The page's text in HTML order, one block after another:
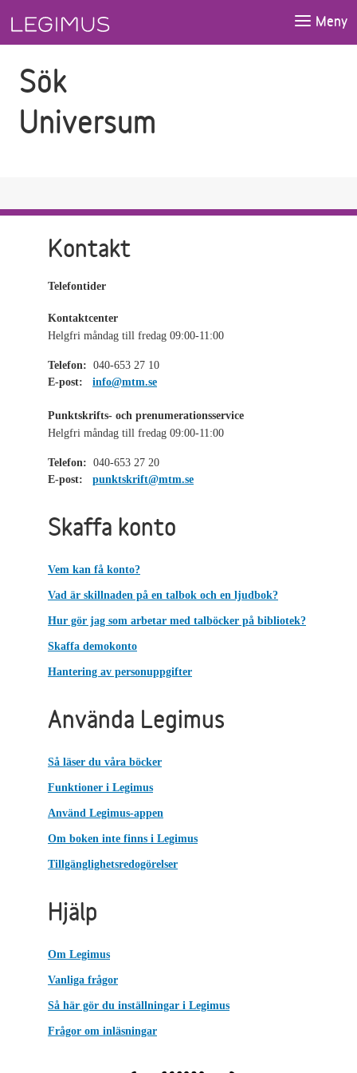
Meny
Sök
Universum
Kontakt
Telefontider
Kontaktcenter
Helgfri måndag till fredag 09:00-11:00
Telefon: 040-653 27 10
E-post:
info@mtm.se
Punktskrifts- och prenumerationsservice
Helgfri måndag till fredag 09:00-11:00
Telefon: 040-653 27 20
E-post:
punktskrift@mtm.se
Skaffa konto
Vem kan få konto?
Vad är skillnaden på en talbok och en ljudbok?
Hur gör jag som arbetar med talböcker på bibliotek?
Skaffa demokonto
Hantering av personuppgifter
Använda Legimus
Så läser du våra böcker
Funktioner i Legimus
Använd Legimus-appen
Om boken inte finns i Legimus
Tillgänglighetsredogörelser
Hjälp
Om Legimus
Vanliga frågor
Så här gör du inställningar i Legimus
Frågor om inläsningar